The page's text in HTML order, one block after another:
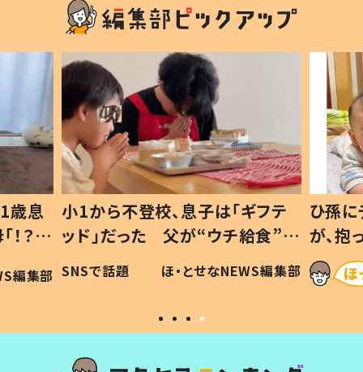
歳息
？」
編集部
小1から不登校、息子は「ギフテ
ッド」だった 父が“ウチ給食”を
作り続ける理由とは #令和の親
#令和の子
SNSで話題 ほ・とせなNEWS編集部
ひ孫
が、
「涙が
い」